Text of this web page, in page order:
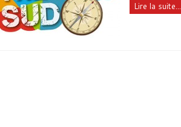
Lire la suite...